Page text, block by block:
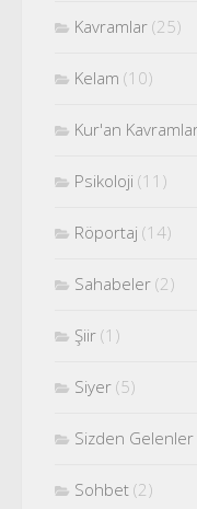
Kavramlar (25)
Kelam (10)
Kur'an
Psikoloji (11)
Röportaj (14)
Sahabeler (2)
Şiir (1)
Siyer (5)
Sizden Gelenler
Sohbet (2)